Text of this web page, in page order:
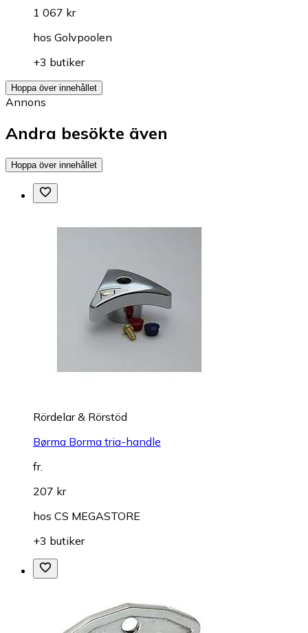
1 067 kr
hos Golvpoolen
+3 butiker
Hoppa över innehållet
Annons
Andra besökte även
Hoppa över innehållet
Rördelar & Rörstöd
Børma Borma tria-handle
fr.
207 kr
hos CS MEGASTORE
+3 butiker